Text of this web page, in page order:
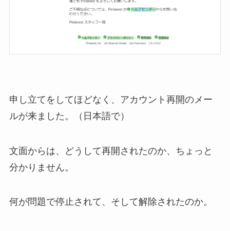
申し立てをしてほどなく、アカウント再開のメー
ルが来ました。（日本語で）
文面からは、どうして再開されたのか、ちょっと
分かりません。
何が問題で停止されて、そして解除されたのか。